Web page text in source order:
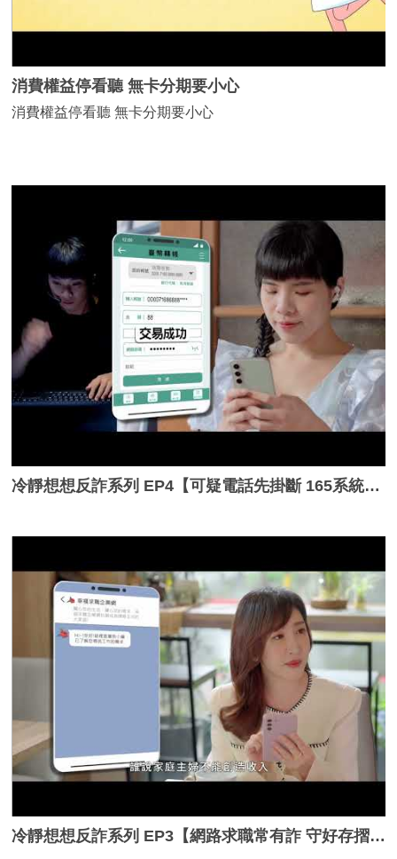
消費權益停看聽 無卡分期要小心
消費權益停看聽 無卡分期要小心
冷靜想想反詐系列 EP4【可疑電話先掛斷 165系統馬上查】_完整版
冷靜想想反詐系列 EP3【網路求職常有詐 守好存摺金融卡】_完整版